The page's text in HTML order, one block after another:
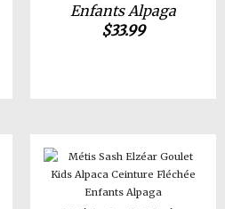
Enfants Alpaga
$33.99